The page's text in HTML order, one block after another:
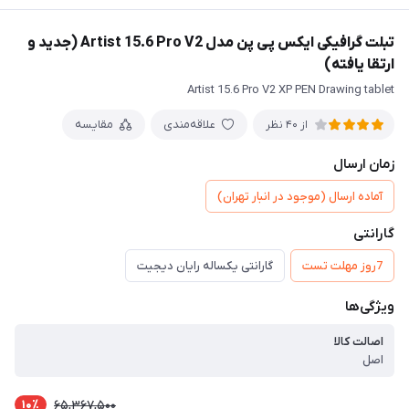
تبلت گرافیکی ایکس پی پن مدل Artist 15.6 Pro V2 (جدید و
ارتقا یافته)
Artist 15.6 Pro V2 XP PEN Drawing tablet
از 40 نظر علاقه‌مندی مقایسه
زمان ارسال
آماده ارسال (موجود در انبار تهران)
گارانتی
7روز مهلت تست گارانتی یکساله رایان دیجیت
ویژگی‌ها
اصالت کالا
اصل
10٪